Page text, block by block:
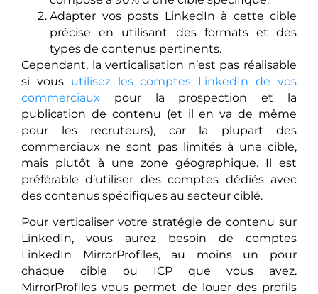
Adapter vos posts LinkedIn à cette cible
précise en utilisant des formats et des
types de contenus pertinents.
Cependant, la verticalisation n’est pas réalisable
si vous utilisez les comptes LinkedIn de vos
commerciaux pour la prospection et la
publication de contenu (et il en va de même
pour les recruteurs), car la plupart des
commerciaux ne sont pas limités à une cible,
mais plutôt à une zone géographique. Il est
préférable d’utiliser des comptes dédiés avec
des contenus spécifiques au secteur ciblé.
Pour verticaliser votre stratégie de contenu sur
LinkedIn, vous aurez besoin de comptes
LinkedIn MirrorProfiles, au moins un pour
chaque cible ou ICP que vous avez.
MirrorProfiles vous permet de louer des profils